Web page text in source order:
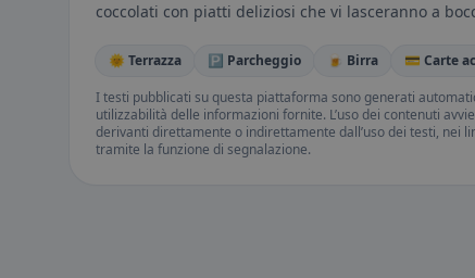
coccolati con piatti deliziosi che vi lasceranno a
🌞 Terrazza 🅿️ Parcheggio 🍺 Birra 💳 Carte
I testi pubblicati su questa piattaforma sono generati
utilizzabilità delle informazioni fornite. L’uso dei contenuti
derivanti direttamente o indirettamente dall’uso dei testi, nei
tramite la funzione di segnalazione.